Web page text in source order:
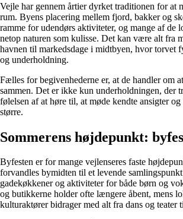
Vejle har gennem årtier dyrket traditionen for at
rum. Byens placering mellem fjord, bakker og
ramme for udendørs aktiviteter, og mange af de
netop naturen som kulisse. Det kan være alt fra
havnen til markedsdage i midtbyen, hvor torvet
og underholdning.
Fælles for begivenhederne er, at de handler om
sammen. Det er ikke kun underholdningen, der
følelsen af at høre til, at møde kendte ansigter
større.
Sommerens højdepunkt:
Byfesten er for mange vejlenseres faste
forvandles bymidten til et levende
gadekøkkener og aktiviteter for både børn og
og butikkerne holder ofte længere åbent, mens
kulturaktører bidrager med alt fra dans og teater